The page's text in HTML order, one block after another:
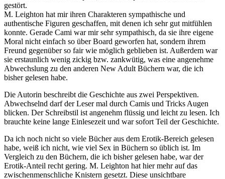
gestört.
M. Leighton hat mir ihren Charakteren sympathische und
authentische Figuren geschaffen, mit denen ich sehr gut mitfühlen
konnte. Gerade Cami war mir sehr sympathisch, da sie ihre eigene
Moral nicht einfach so über Board geworfen hat, sondern ihrem
Freund gegenüber so fair wie möglich geblieben ist. Außerdem war
sie erstaunlich wenig zickig bzw. zankwütig, was eine angenehme
Abwechslung zu den anderen New Adult Büchern war, die ich
bisher gelesen habe.
Die Autorin beschreibt die Geschichte aus zwei Perspektiven.
Abwechselnd darf der Leser mal durch Camis und Tricks Augen
blicken. Der Schreibstil ist angenehm flüssig und leicht zu lesen. Ich
brauchte keine lange Einlesezeit und war sofort Teil der Geschichte.
Da ich noch nicht so viele Bücher aus dem Erotik-Bereich gelesen
habe, weiß ich nicht, wie viel Sex in Büchern so üblich ist. Im
Vergleich zu den Büchern, die ich bisher gelesen habe, war der
Erotik-Anteil recht gering. M. Leighton hat hier mehr auf das
zwischenmenschliche Knistern gesetzt. Diese unsichtbare